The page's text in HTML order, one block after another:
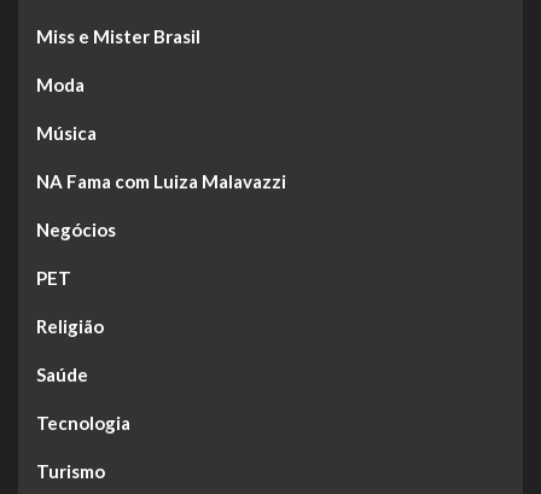
Miss e Mister Brasil
Moda
Música
NA Fama com Luiza Malavazzi
Negócios
PET
Religião
Saúde
Tecnologia
Turismo